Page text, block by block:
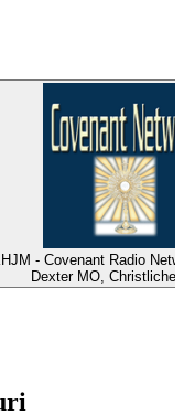
- Covenant Radio
Dexter MO, Christliche